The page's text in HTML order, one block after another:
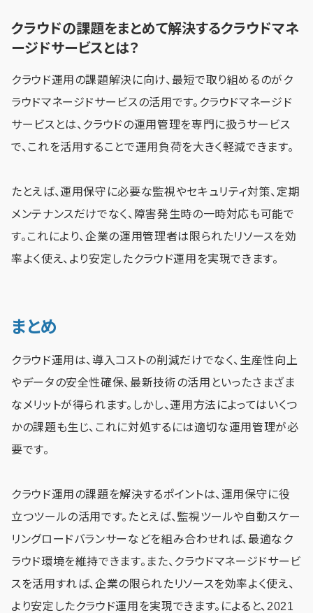
クラウドの課題をまとめて解決するクラウドマネ
ージドサービスとは？
クラウド運用の課題解決に向け、最短で取り組めるのがク
ラウドマネージドサービスの活用です。クラウドマネージド
サービスとは、クラウドの運用管理を専門に扱うサービス
で、これを活用することで運用負荷を大きく軽減できます。
たとえば、運用保守に必要な監視やセキュリティ対策、定期
メンテナンスだけでなく、障害発生時の一時対応も可能で
す。これにより、企業の運用管理者は限られたリソースを効
率よく使え、より安定したクラウド運用を実現できます。
まとめ
クラウド運用は、導入コストの削減だけでなく、生産性向上
やデータの安全性確保、最新技術の活用といったさまざま
なメリットが得られます。しかし、運用方法によってはいくつ
かの課題も生じ、これに対処するには適切な運用管理が必
要です。
クラウド運用の課題を解決するポイントは、運用保守に役
立つツールの活用です。たとえば、監視ツールや自動スケー
リングロードバランサーなどを組み合わせれば、最適なク
ラウド環境を維持できます。また、クラウドマネージドサービ
スを活用すれば、企業の限られたリソースを効率よく使え、
より安定したクラウド運用を実現できます。によると、2021